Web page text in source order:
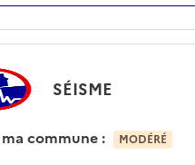
SÉISME
commune : MODÉRÉ